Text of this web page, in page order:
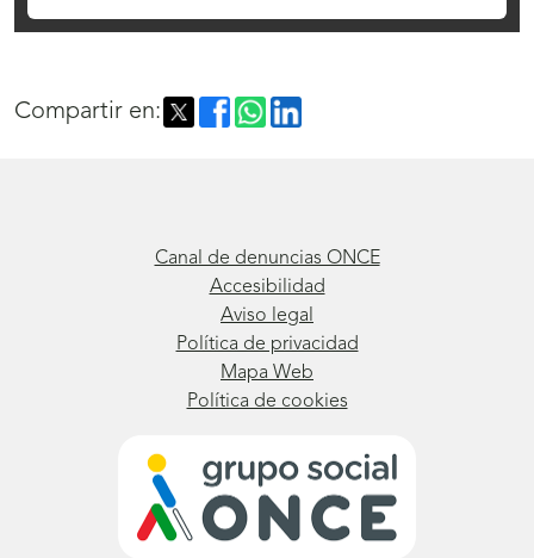
Claudia Romero Ramírez
Compartir en:
Canal de denuncias ONCE
Accesibilidad
Aviso legal
Política de privacidad
Mapa Web
Política de cookies